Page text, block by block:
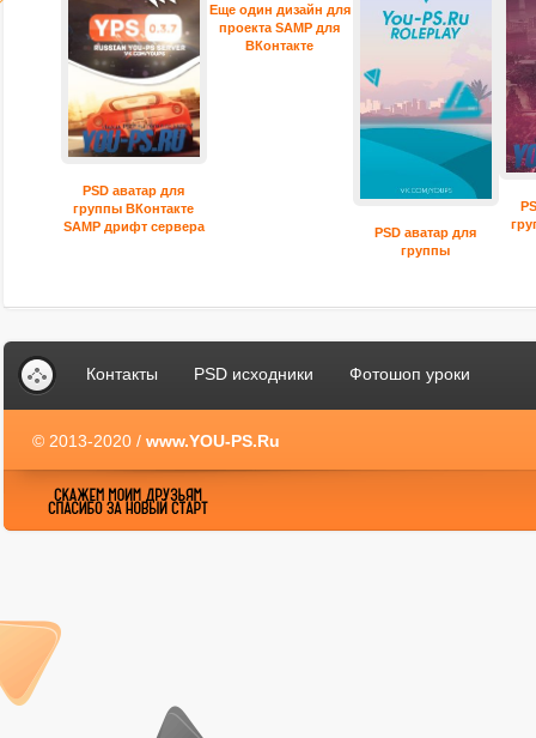
PSD аватар для
группы ВКонтакте
SAMP дрифт сервера
Еще один дизайн для
проекта SAMP для
ВКонтакте
PSD аватар для
группы
Контакты PSD исходники Фотошоп уроки
© 2013-2020 / www.YOU-PS.Ru
YOU-PS.Ru